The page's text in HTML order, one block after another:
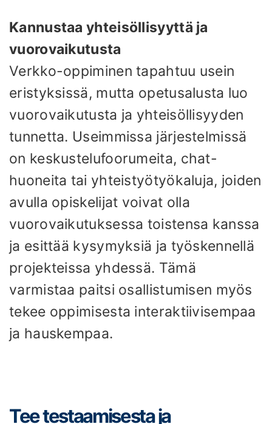
Kannustaa yhteisöllisyyttä ja
vuorovaikutusta
Verkko-oppiminen tapahtuu usein
eristyksissä, mutta opetusalusta luo
vuorovaikutusta ja yhteisöllisyyden
tunnetta. Useimmissa järjestelmissä
on keskustelufoorumeita, chat-
huoneita tai yhteistyötyökaluja, joiden
avulla opiskelijat voivat olla
vuorovaikutuksessa toistensa kanssa
ja esittää kysymyksiä ja työskennellä
projekteissa yhdessä. Tämä
varmistaa paitsi osallistumisen myös
tekee oppimisesta interaktiivisempaa
ja hauskempaa.
Tee testaamisesta ja